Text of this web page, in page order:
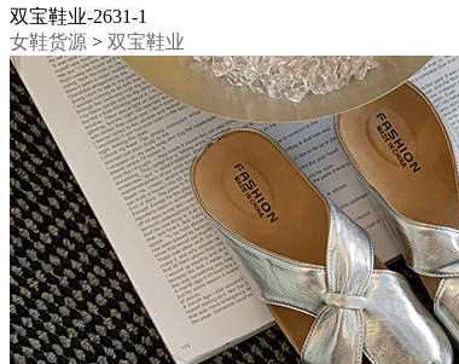
双宝鞋业-2631-1
女鞋货源 > 双宝鞋业